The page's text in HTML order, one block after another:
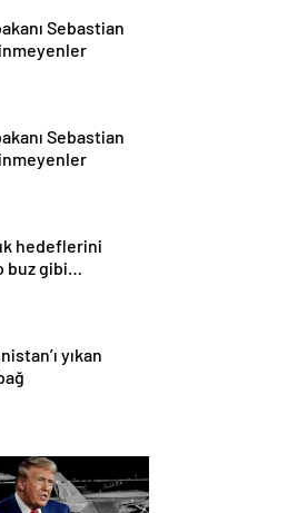
Sebastian
Sebastian
hedeflerini
buz gibi…
yıkan
bir